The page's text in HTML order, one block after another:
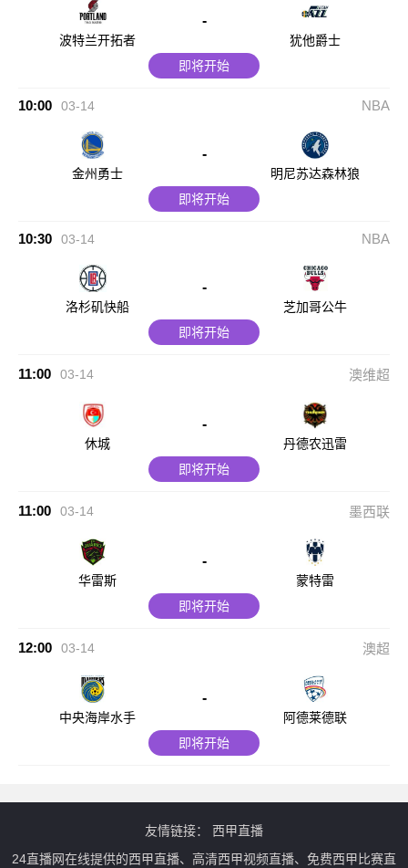
波特兰开拓者
-
犹他爵士
即将开始
10:00 03-14 NBA
金州勇士
-
明尼苏达森林狼
即将开始
10:30 03-14 NBA
洛杉矶快船
-
芝加哥公牛
即将开始
11:00 03-14 澳维超
休城
-
丹德农迅雷
即将开始
11:00 03-14 墨西联
华雷斯
-
蒙特雷
即将开始
12:00 03-14 澳超
中央海岸水手
-
阿德莱德联
即将开始
友情链接： 西甲直播
24直播网在线提供的西甲直播、高清西甲视频直播、免费西甲比赛直